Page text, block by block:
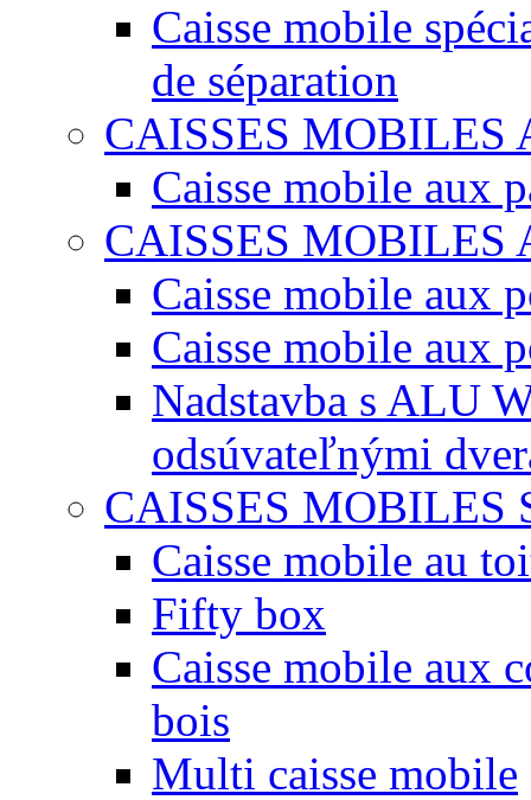
Caisse mobile
de séparation
CAISSES MOBILES
Caisse mobile aux
CAISSES MOBILES
Caisse mobile aux
Caisse mobile aux
Nadstavba s ALU
odsúvateľnými
CAISSES MOBILES
Caisse mobile au
Fifty box
Caisse mobile aux
bois
Multi caisse mobile